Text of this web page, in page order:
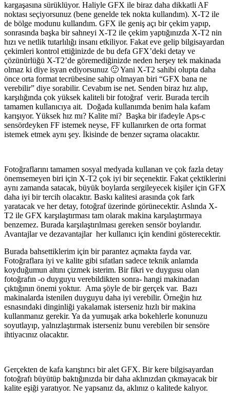
kargaşasına sürüklüyor. Haliyle GFX ile biraz daha dikkatli AF
noktası seçiyorsunuz (bene genelde tek nokta kullandım). X-T2 ile
de bölge modunu kullandım. GFX ile geniş açı bir çekim yapıp,
sonrasında başka bir sahneyi X-T2 ile çekim yaptığınızda X-T2 nin
hızı ve netlik tutarlılığı insanı etkiliyor. Fakat eve gelip bilgisayardan
çekimleri kontrol ettiğinizde de bu defa GFX’deki detay ve
çözünürlüğü X-T2’de göremediğinizde neden herşey tek makinada
olmaz ki diye isyan ediyorsunuz 🙂 Yani X-T2 sahibi olupta daha
önce orta format tecrübesine sahip olmayan biri “GFX bana ne
verebilir” diye sorabilir. Cevabım ise net. Senden biraz hız alıp,
karşılığında çok yüksek kaliteli bir fotoğraf verir. Burada tercih
tamamen kullanıcıya ait. Doğada kullanımda benim hala kafam
karışıyor. Yüksek hız mı? Kalite mi? Başka bir ifadeyle Aps-c
sensördeyken FF istemek neyse, FF kullanırken de orta format
istemek etmek aynı şey. İkisinde de benzer sıçrama olacaktır.
Fotoğraflarını tamamen sosyal medyada kullanan ve çok fazla detay
önemsemeyen biri için X-T2 çok iyi bir seçenektir. Fakat çektiklerini
aynı zamanda satacak, büyük boylarda sergileyecek kişiler için GFX
daha iyi bir tercih olacaktır. Baskı kalitesi arasında çok fark
yaratacak ve her detay, fotoğraf üzerinde görünecektir. Aslında X-
T2 ile GFX karşılaştırması tam olarak makina karşılaştırmaya
benzemez. Burada karşılaştırılması gereken sensör boylarıdır.
Avantajlar ve dezavantajlar her kullanıcı için kendini gösterecektir.
Burada bahsettiklerim için bir parantez açmakta fayda var.
Fotoğraflara iyi ve kalite gibi sıfatları sadece teknik anlamda
koyduğumun altını çizmek isterim. Bir fikri ve duygusu olan
fotoğrafın -o duyguyu verebildikten sonra- hangi makinadan
çıktığının önemi yoktur. Ama şöyle de bir gerçek var. Bazı
makinalarda istenilen duyguyu daha iyi verebilir. Örneğin hız
esnasındaki dinginliği yakalamak isterseniz hızlı bir makina
kullanmanız gerekir. Ya da yumuşak arka bokehlerle konunuzu
soyutlayıp, yalnızlaştırmak isterseniz bunu verebilen bir sensöre
ihtiyacınız olacaktır.
Gerçekten de kafa karıştırıcı bir alet GFX. Bir kere bilgisayardan
fotoğrafı büyütüp baktığınızda bir daha aklınızdan çıkmayacak bir
kalite eşiği yaratıyor. Ne yapsanız da, aklınız o kalitede kalıyor.